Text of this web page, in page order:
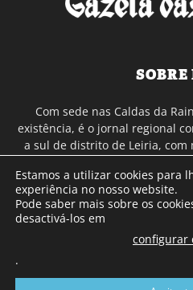
SOBRE
Com sede nas Caldas da
existência, é o jornal regional
a sul de distrito de Leiria, com
Continental e
SIGA-
Estamos a utilizar cookies para
experiência no nosso website.
Pode saber mais sobre os
desactivá-los em
configurar
.